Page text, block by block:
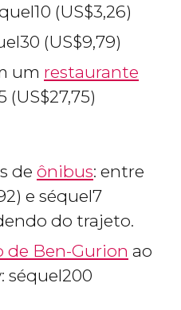
10 (US$3,26)
30 (US$9,79)
um restaurante
(US$27,75)
de ônibus: entre
e séquel7
do trajeto.
de Ben-Gurion ao
séquel200